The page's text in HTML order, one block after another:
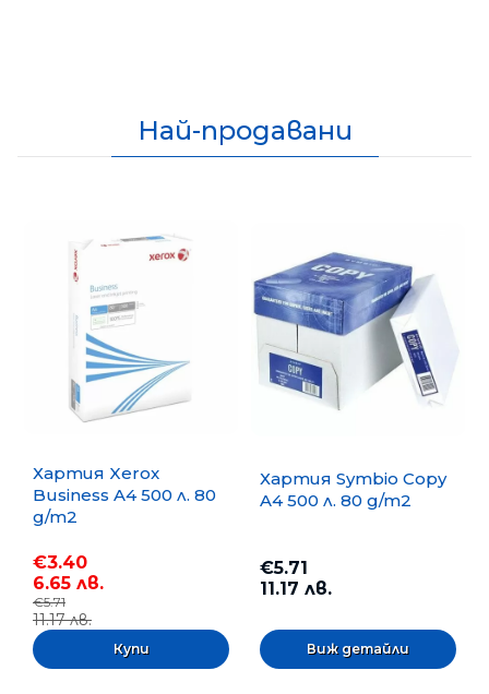
Най-продавани
Хартия Xerox
Business A4 500 л. 80
g/m2
€3.40
6.65 лв.
€5.71
11.17 лв.
Хартия Symbio Copy
A4 500 л. 80 g/m2
€5.71
11.17 лв.
Виж детайли